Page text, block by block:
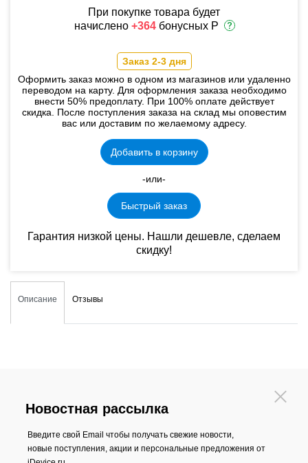
При покупке товара будет
начислено +364 бонусных Р
Заказ 2-3 дня
Оформить заказ можно в одном из магазинов или удаленно
переводом на карту. Для оформления заказа необходимо
внести 50% предоплату. При 100% оплате действует
скидка. После поступления заказа на склад мы оповестим
вас или доставим по желаемому адресу.
Добавить в корзину
-или-
Быстрый заказ
Гарантия низкой цены. Нашли дешевле, сделаем
скидку!
Описание Отзывы
Новостная рассылка
Введите свой Email чтобы получать свежие новости,
новые поступления, акции и персональные предложения от